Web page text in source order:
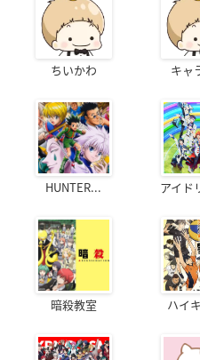
ちいかわ キャ
HUNTER... アイド
暗殺教室 ハイ